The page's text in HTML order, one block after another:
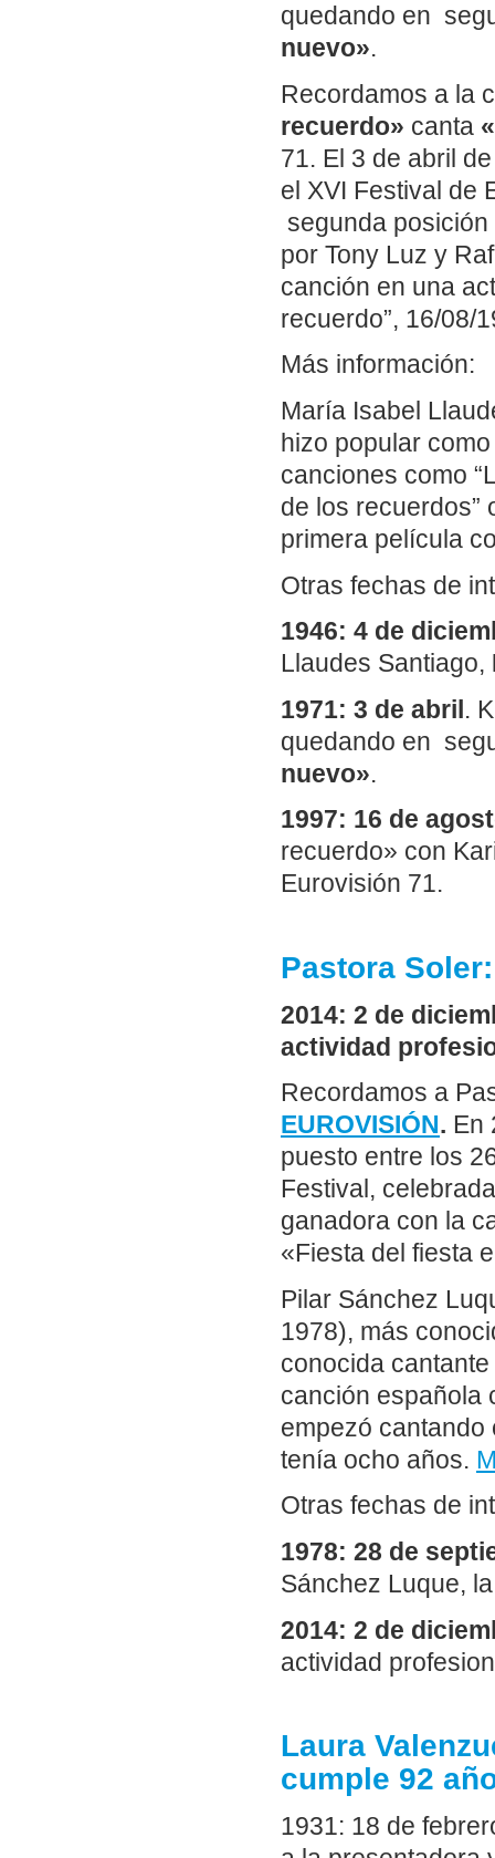
quedando en
nuevo».
Recordamos a la
recuerdo» canta
71. El 3 de abril
el XVI Festival de
segunda
por Tony Luz y
canción en una
recuerdo”, 16/08/
Más información:
María Isabel
hizo popular
canciones como
de los recuerdos”
primera película
Otras fechas de
1946: 4 de
Llaudes Santiago,
1971: 3 de abril .
quedando en
nuevo».
1997: 16 de
recuerdo» con
Eurovisión 71.
Pastora
2014: 2 de
actividad
Recordamos a
EUROVISIÓN. En
puesto entre los
Festival,
ganadora con la
«Fiesta del fiesta
Pilar Sánchez
1978), más
conocida
canción española
empezó
tenía ocho años.
Otras fechas de
1978: 28 de
Sánchez Luque,
2014: 2 de
actividad
Laura
cumple 92
1931: 18 de